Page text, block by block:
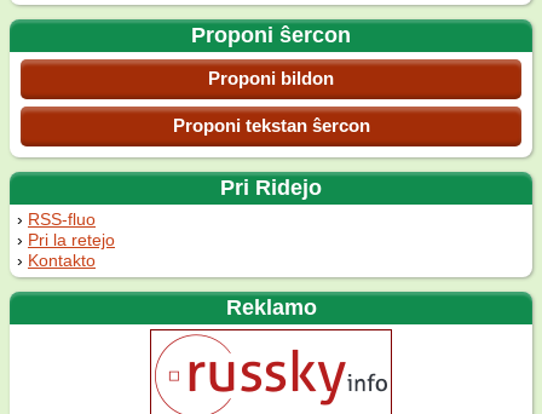
Proponi ŝercon
Proponi bildon
Proponi tekstan ŝercon
Pri Ridejo
RSS-fluo
Pri la retejo
Kontakto
Reklamo